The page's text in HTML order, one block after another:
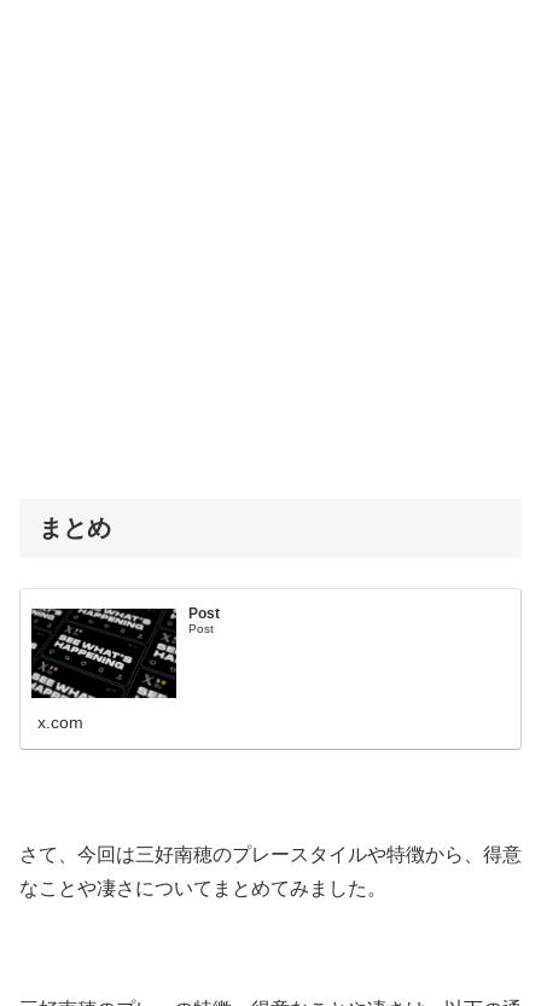
まとめ
Post
Post
x.com
さて、今回は三好南穂のプレースタイルや特徴から、得意
なことや凄さについてまとめてみました。